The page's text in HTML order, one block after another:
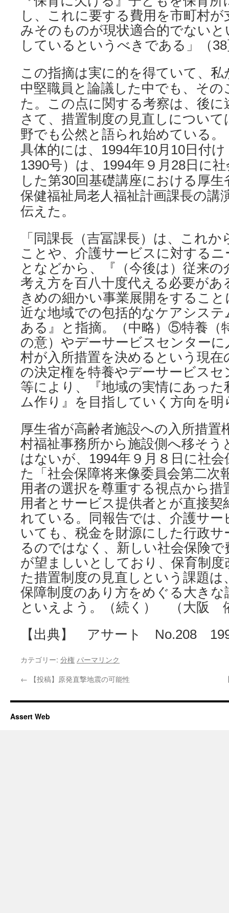
し、これに要する費用を市町村
みそのものが現状適合的でない
しているというべきである」（
この指摘は実に的を得ていて、
中堅職員と論議した中でも、そ
た。この点に関する考察は、後に
さて、措置制度の見直しについて
野でも公然と語られ始めている。
具体的には、1994年10月10日付
1390号）は、1994年９月28日に
した第30回基礎講座における厚
保健福祉局老人福祉計画課長の講
伝えた。
「同課長（吉冨課長）は、これ
ことや、介護サービスに対する
となどから、『（今後は）従来
考え方を百八十度代える必要があ
きめの細かい事業展開をするこ
近な地域での包括的なケアシス
ある』と指摘。（中略）⑤特養（
の意）やデーサービスセンター
村が入所措置を決めるという現在
の決定権を特養やデーサービス
等により、『地域の実情にあっ
ム作り』を目指していく方向を
厚生省が高齢者施設への入所措置
村福祉事務所から施設側へ移そう
はないが、1994年９月８日に社
た「社会保障将来像委員会第二次
用者の選択を尊重する視点から措
用者とサービス提供者とが直接契
れている。同報告では、介護サ
いても、税金を財源にした行政
るのではなく、新しい社会保険
が望ましいとしており、保育制度
た措置制度の見直しという課題は
保障制度のあり方をめぐる大き
といえよう。（続く） （大阪
【出典】 アサート No.208
カテゴリー: 分権 パーマリンク
← 【投稿】原発直撃地震の可能性
Assert Web